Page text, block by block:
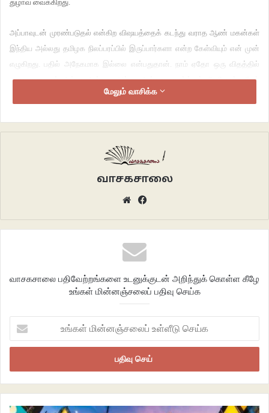
துழாவ வைக்கிறது.
அப்பாவுடன் முரண்படுதல் என்கிற விஷயத்தைக் கடந்து வராத ஆண் மகன்கள்
இந்திய அல்லது தமிழக நிலப்பரப்பில் இருப்பார்களா என்ற கேள்வியும் என் முன்
எழுகிறது. பதில் அநேகமாக இல்லை என்பதுதான். நாம் ஏதோ ஒரு விதத்தில்
வளர வளர நம் அப்பா அல்லது அம்மா அல்லது வளர்க்கும் பெரியவர்களிடம்
முரண்பட்டே தீரவேண்டியிருக்கிறது இல்லையா? மேலும் இந்தியக் குடும்ப
ஆண்டுகளுக்கு முன் நாம் முன்னேறிய சமூகம் என்று நினைத்துக்
கொண்டிருக்கும் ஐரோப்பிய சமூகத்திலும் இதுதான் நிலைமை என்றால் நம்
மேலும் வாசிக்க
வாசகசாலை
Website
வாசகசாலை பதிவேற்றங்களை உடனுக்குடன் அறிந்துக் கொள்ள கீழே
உங்கள் மின்னஞ்சலைப் பதிவு செய்க
மின்னஞ்சலைப்
உள்ளீடு